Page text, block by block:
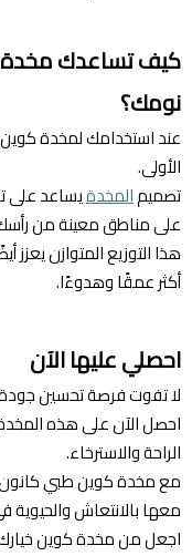
كيف تساعدك
نومك؟
عند استخدامك لمخدة
الأولى.
تصميمالمخدةيساعد على
على مناطق معينة من
هذا التوزيع المتوازن
أكثر عمقًا وهدوءًا.
احصلي عليها الآن
لا تفوت فرصة تحسين
احصل الآن على هذه
الراحة والاسترخاء.
مع مخدة كوين طبي
معها بالانتعاش والحيوية
اجعل من مخدة كوين خيارك